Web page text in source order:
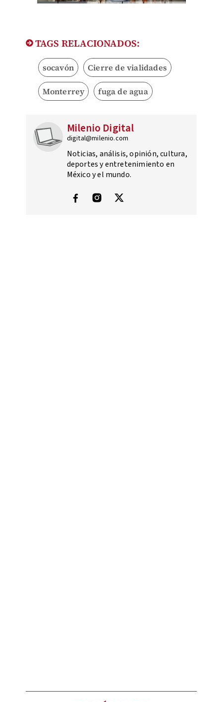
TAGS RELACIONADOS:
socavón Cierre de vialidades
Monterrey fuga de agua
Milenio Digital
digital@milenio.com
Noticias, análisis, opinión, cultura,
deportes y entretenimiento en
México y el mundo.